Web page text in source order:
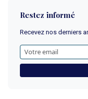
Restez informé
Recevez nos derniers